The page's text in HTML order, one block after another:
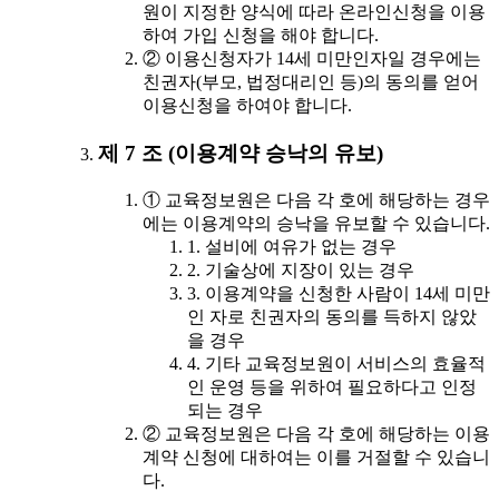
원이 지정한 양식에 따라 온라인신청을 이용
하여 가입 신청을 해야 합니다.
② 이용신청자가 14세 미만인자일 경우에는
친권자(부모, 법정대리인 등)의 동의를 얻어
이용신청을 하여야 합니다.
제 7 조 (이용계약 승낙의 유보)
① 교육정보원은 다음 각 호에 해당하는 경우
에는 이용계약의 승낙을 유보할 수 있습니다.
1. 설비에 여유가 없는 경우
2. 기술상에 지장이 있는 경우
3. 이용계약을 신청한 사람이 14세 미만
인 자로 친권자의 동의를 득하지 않았
을 경우
4. 기타 교육정보원이 서비스의 효율적
인 운영 등을 위하여 필요하다고 인정
되는 경우
② 교육정보원은 다음 각 호에 해당하는 이용
계약 신청에 대하여는 이를 거절할 수 있습니
다.